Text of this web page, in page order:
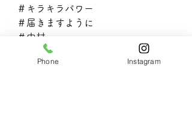
＃キラキラパワー
＃届きますように
＃中村
＃練馬
＃中村橋美容室
Phone Instagram